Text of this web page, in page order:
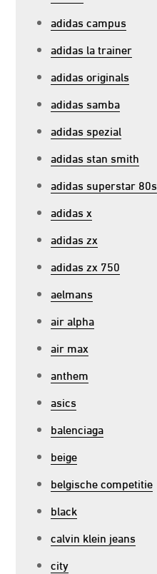
adidas campus
adidas la trainer
adidas originals
adidas samba
adidas spezial
adidas stan smith
adidas superstar 80s
adidas x
adidas zx
adidas zx 750
aelmans
air alpha
air max
anthem
asics
balenciaga
beige
belgische competitie
black
calvin klein jeans
city